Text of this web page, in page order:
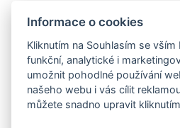
Stříbrný náramek s kameny
Slavnostní náramek s
jsou ozdobeny kameny.
Informace o cookies
Kliknutím na Souhlasím se
funkční, analytické i
umožnit pohodlné používání
našeho webu i vás cílit
můžete snadno upravit